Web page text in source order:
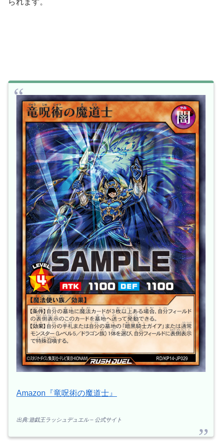
られます。
Amazon『竜呪術の魔道士』
出典:遊戯王ラッシュデュエル – 公式サイト